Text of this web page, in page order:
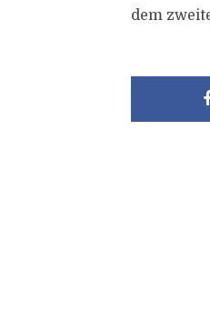
dem